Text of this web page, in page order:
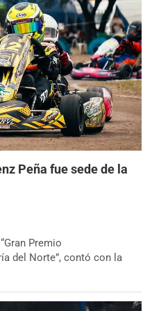
Peña fue sede de la
Premio
del Norte”, contó con la